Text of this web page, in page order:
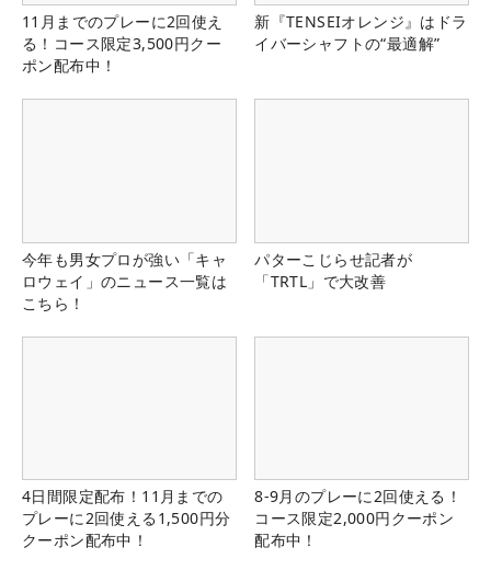
11月までのプレーに2回使え
る！コース限定3,500円クー
ポン配布中！
新『TENSEIオレンジ』はドラ
イバーシャフトの“最適解”
今年も男女プロが強い「キャ
ロウェイ」のニュース一覧は
こちら！
パターこじらせ記者が
「TRTL」で大改善
4日間限定配布！11月までの
プレーに2回使える1,500円分
クーポン配布中！
8-9月のプレーに2回使える！
コース限定2,000円クーポン
配布中！